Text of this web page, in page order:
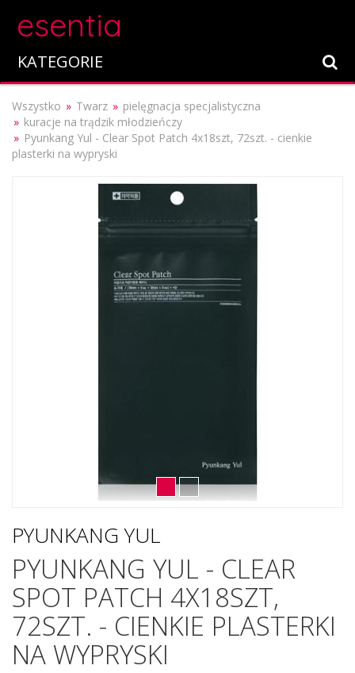
esentia
KATEGORIE
Wszystko Twarz
pielęgnacja specjalistyczna
kuracje na trądzik młodzieńczy
Pyunkang Yul - Clear Spot Patch 4x18szt, 72szt. - cienkie
plasterki na wypryski
PYUNKANG YUL
PYUNKANG YUL - CLEAR
SPOT PATCH 4X18SZT,
72SZT. - CIENKIE PLASTERKI
NA WYPRYSKI